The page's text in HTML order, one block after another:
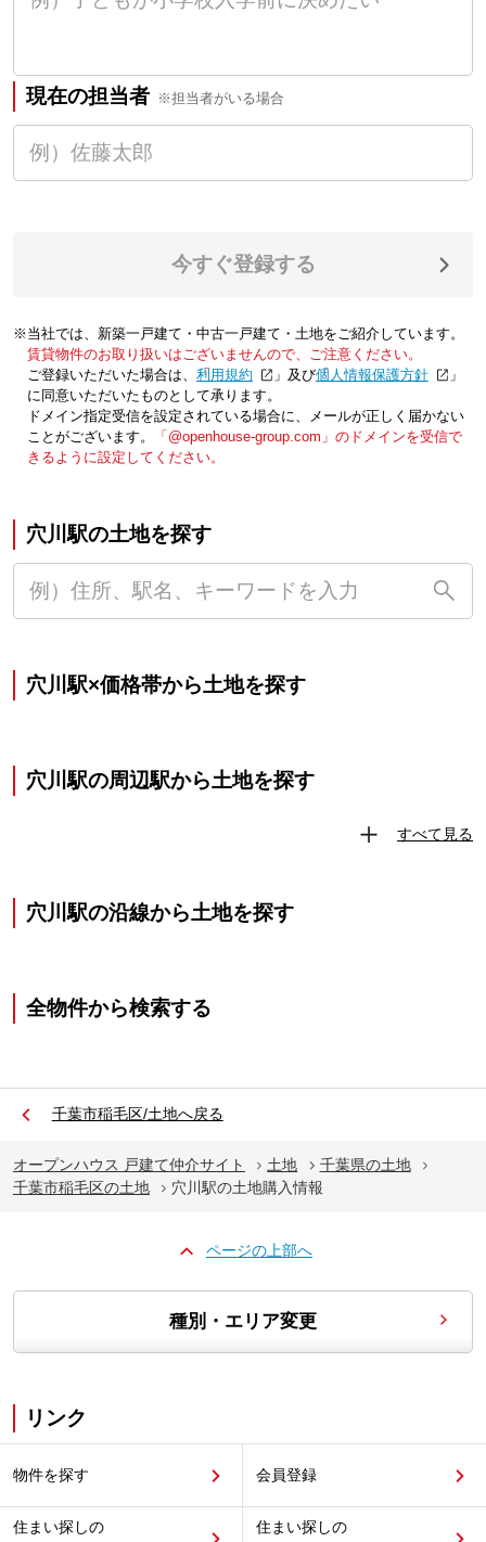
現在の担当者 ※担当者がいる場合
今すぐ登録する
※当社では、新築一戸建て・中古一戸建て・土地をご紹介しています。
賃貸物件のお取り扱いはございませんので、ご注意ください。
ご登録いただいた場合は、「利用規約 」及び「個人情報保護方針
」
に同意いただいたものとして承ります。
ドメイン指定受信を設定されている場合に、メールが正しく届かない
ことがございます。
「@openhouse-group.com」のドメインを受信で
きるように設定してください。
穴川駅の土地を探す
穴川駅×価格帯から土地を探す
穴川駅の周辺駅から土地を探す
すべて見る
穴川駅の沿線から土地を探す
全物件から検索する
千葉市稲毛区/土地へ戻る
オープンハウス 戸建て仲介サイト 土地
千葉県の土地
千葉市稲毛区の土地
穴川駅の土地購入情報
ページの上部へ
種別・エリア変更
リンク
物件を探す 会員登録
住まい探しの
住まい探しの